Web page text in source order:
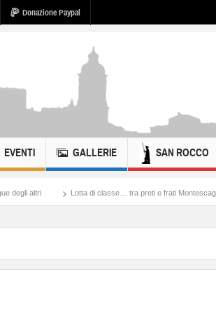
Donazione Paypal
EVENTI GALLERIE SAN ROCCO
Lotta di classe… tra preti e frati Montescaglioso